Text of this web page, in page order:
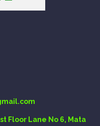
Floor Lane No 6, Mata